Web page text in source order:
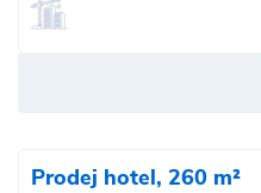
Prodej hotel, 260 m²